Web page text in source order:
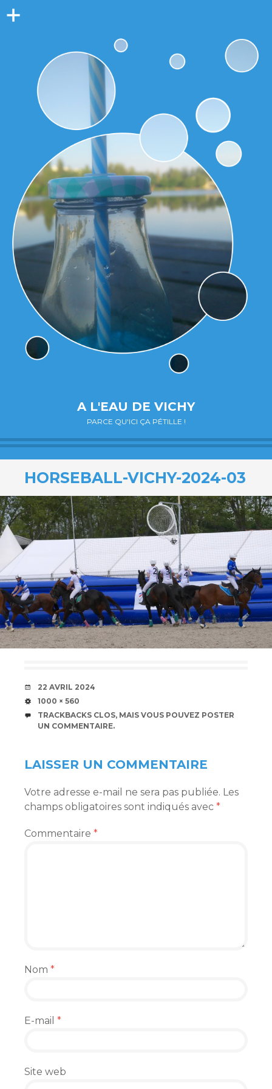
A L'EAU DE VICHY
PARCE QU'ICI ÇA PÉTILLE !
HORSEBALL-VICHY-2024-03
DATE
22 AVRIL 2024
TAILLE
1000 × 560
TRACKBACKS CLOS, MAIS VOUS POUVEZ POSTER
UN COMMENTAIRE.
LAISSER UN COMMENTAIRE
Votre adresse e-mail ne sera pas publiée. Les
champs obligatoires sont indiqués avec *
Commentaire *
Nom *
E-mail *
Site web